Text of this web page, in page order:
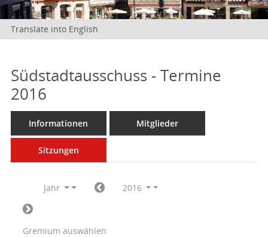
Translate into English
Südstadtausschuss - Termine
2016
Informationen Mitglieder
Sitzungen
Jahr 2016
Gremium auswählen